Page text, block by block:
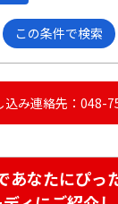
この条件で検索
込み連絡先：048-
あなたにぴっ